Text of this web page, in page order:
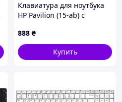
Клавиатура для ноутбука
HP Pavilion (15-ab) с
(No Frame) RU
888 ₴
Купить